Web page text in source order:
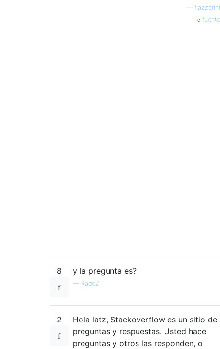
flazzarini
fuente
8 y la pregunta es?
— RageZ
2
Hola latz, Stackoverflow es un sitio de
preguntas y respuestas. Usted hace
preguntas y otros las responden, o